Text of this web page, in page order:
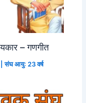
– गणगीत
संघ आयु: 23 वर्ष